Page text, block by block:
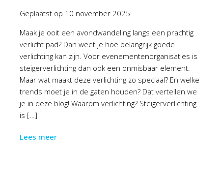
Geplaatst op 10 november 2025
Maak je ooit een avondwandeling langs een prachtig
verlicht pad? Dan weet je hoe belangrijk goede
verlichting kan zijn. Voor evenementenorganisaties is
steigerverlichting dan ook een onmisbaar element.
Maar wat maakt deze verlichting zo speciaal? En welke
trends moet je in de gaten houden? Dat vertellen we
je in deze blog! Waarom verlichting? Steigerverlichting
is […]
Lees meer